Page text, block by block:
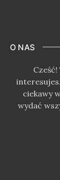
O NAS
ciekawy
wydać